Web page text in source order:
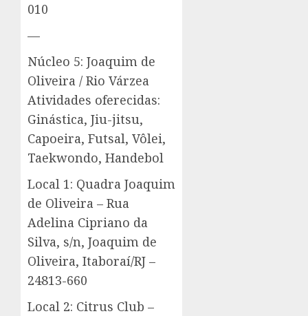
010
—
Núcleo 5: Joaquim de
Oliveira / Rio Várzea
Atividades oferecidas:
Ginástica, Jiu-jitsu,
Capoeira, Futsal, Vôlei,
Taekwondo, Handebol
Local 1: Quadra Joaquim
de Oliveira – Rua
Adelina Cipriano da
Silva, s/n, Joaquim de
Oliveira, Itaboraí/RJ –
24813-660
Local 2: Citrus Club –